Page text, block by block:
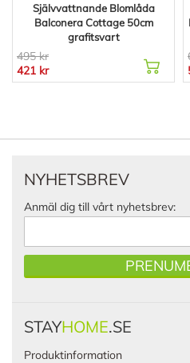
Självvattnande Blomlåda
Balconera Cottage 50cm
grafitsvart
495 kr
421 kr
NYHETSBREV
Anmäl dig till vårt nyhetsbrev:
STAYHOME.SE
Produktinformation